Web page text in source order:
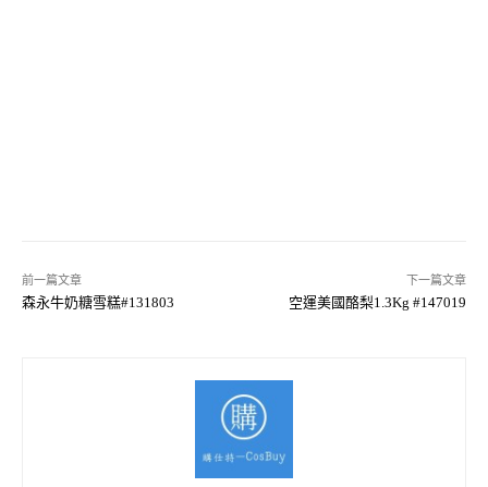
前一篇文章
森永牛奶糖雪糕#131803
下一篇文章
空運美國酪梨1.3Kg #147019